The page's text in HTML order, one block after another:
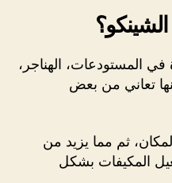
المستودعات، الهناجر،
تعاني من بعض
ثم مما يزيد من
المكيفات بشكل